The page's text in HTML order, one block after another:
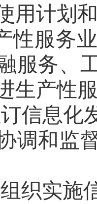
用计划
性服务
服务、
生产性
信息化
调和监
织实施